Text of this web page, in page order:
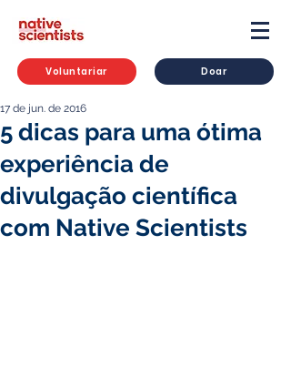
Voluntariar Doar
5 dicas para uma ótima
experiência de
divulgação científica
com Native Scientists
17 de jun. de 2016